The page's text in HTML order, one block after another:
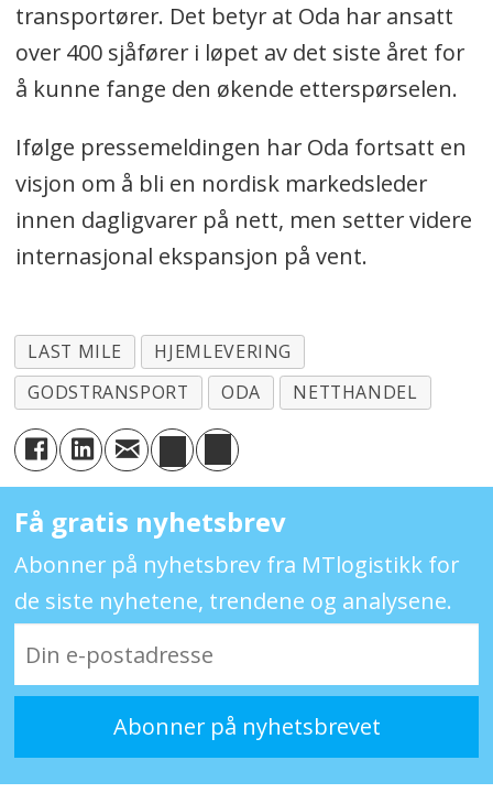
transportører. Det betyr at Oda har ansatt
over 400 sjåfører i løpet av det siste året for
å kunne fange den økende etterspørselen.
Ifølge pressemeldingen har Oda fortsatt en
visjon om å bli en nordisk markedsleder
innen dagligvarer på nett, men setter videre
internasjonal ekspansjon på vent.
LAST MILE
HJEMLEVERING
GODSTRANSPORT
ODA NETTHANDEL
Få gratis nyhetsbrev
Abonner på nyhetsbrev fra MTlogistikk for
de siste nyhetene, trendene og analysene.